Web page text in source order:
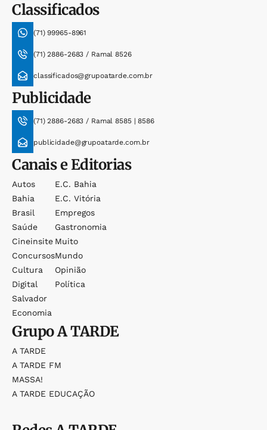
Classificados
(71) 99965-8961
(71) 2886-2683 / Ramal 8526
classificados@grupoatarde.com.br
Publicidade
(71) 2886-2683 / Ramal 8585 | 8586
publicidade@grupoatarde.com.br
Canais e Editorias
Autos
Bahia
Brasil
Saúde
Cineinsite
Concursos
Cultura
Digital
Salvador
Economia
E.c. Bahia
E.c. Vitória
Empregos
Gastronomia
Muito
Mundo
Opinião
Política
GrupoA TARDE
A TARDE
A TARDE FM
MASSA!
A TARDE EDUCAÇÃO